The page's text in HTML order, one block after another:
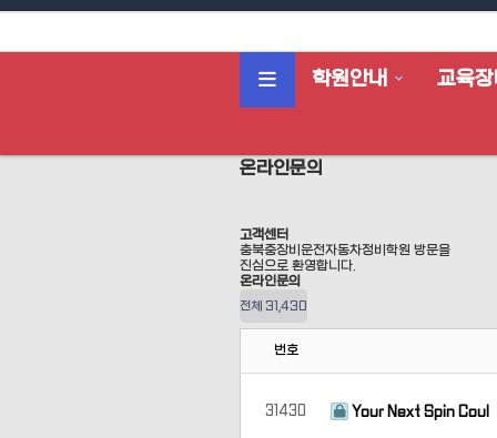
학원안내 교육
온라인문의
고객센터
충북중장비운전자동차정비학원 방문을
진심으로 환영합니다.
온라인문의
전체 31,430
번호
31430 Your Next Spin Coul